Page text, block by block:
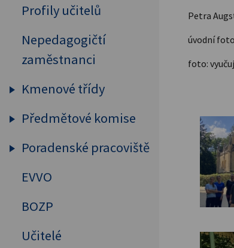
Petra
úvodní
foto:
Profily učitelů
Nepedagogičtí
zaměstnanci
Kmenové třídy
Prima
Sekunda
Sexta
Předmětové komise
Humanitní předměty
Tělesná výchova
Poradenské pracoviště
Primární prevence
EVVO
BOZP
Učitelé